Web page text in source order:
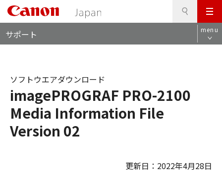
メ
ニ
ュ
サポート menu
imagePROGRAF PRO-2100
Media Information File
Version 02
ソフトウエアダウンロード
更新日：2022年4月28日